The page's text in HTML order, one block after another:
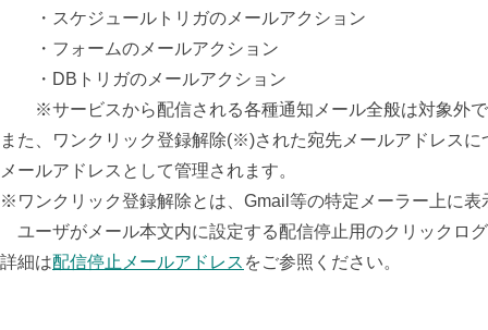
・スケジュールトリガのメールアクション
・フォームのメールアクション
・DBトリガのメールアクション
※サービスから配信される各種通知メール全般は対象外
また、
ワンクリック登録解除(※)された宛先メールアドレス
メールアドレスとして管理されます。
※ワンクリック登録解除とは、Gmail等の特定メーラー上に
ユーザがメール本文内に設定する配信停止用のクリックロ
詳細は配信停止メールアドレス をご参照ください。